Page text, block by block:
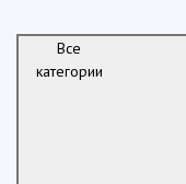
Все
категории